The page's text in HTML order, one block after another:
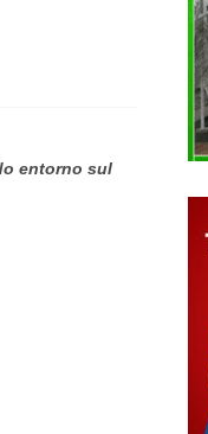
entorno sul